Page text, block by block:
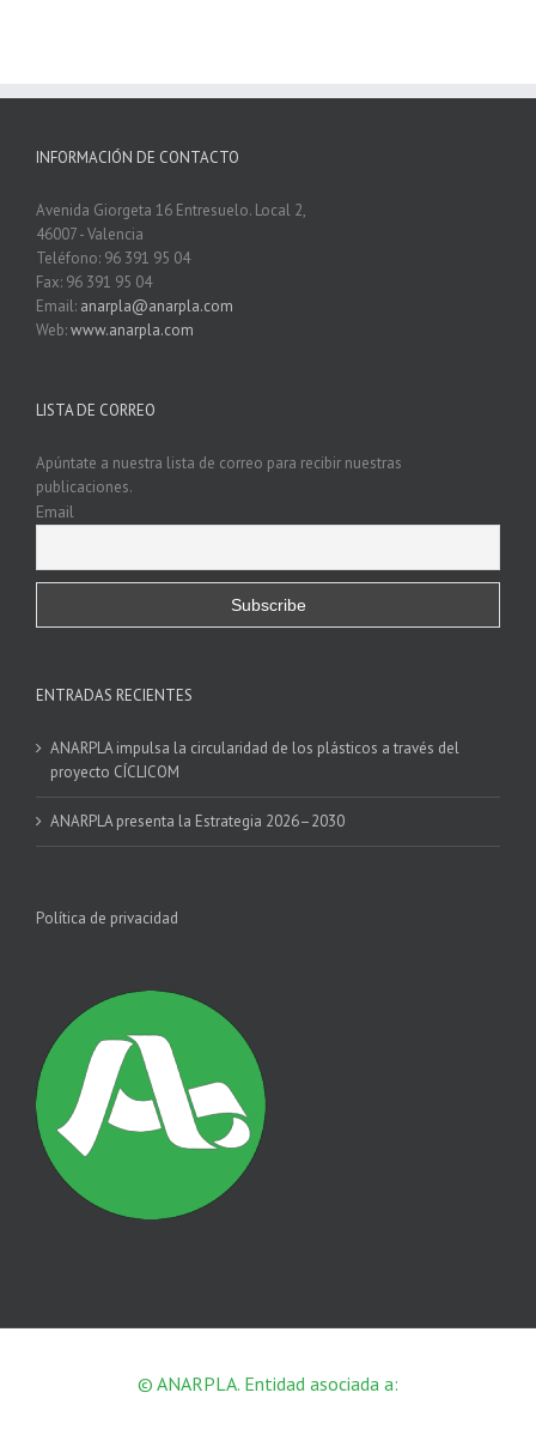
INFORMACIÓN DE CONTACTO
Avenida Giorgeta 16 Entresuelo. Local 2,
46007 - Valencia
Teléfono: 96 391 95 04
Fax: 96 391 95 04
Email: anarpla@anarpla.com
Web:www.anarpla.com
LISTA DE CORREO
Apúntate a nuestra lista de correo para recibir nuestras
publicaciones.
Email
ENTRADAS RECIENTES
ANARPLA impulsa la circularidad de los plásticos a través del
proyecto CÍCLICOM
ANARPLA presenta la Estrategia 2026–2030
Política de privacidad
© ANARPLA. Entidad asociada a: